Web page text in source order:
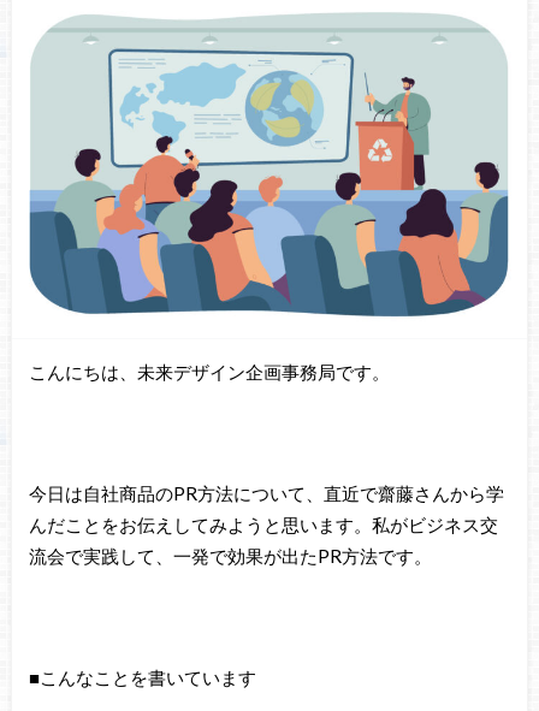
こんにちは、未来デザイン企画事務局です。
今日は自社商品のPR方法について、直近で齋藤さんから学
んだことをお伝えしてみようと思います。私がビジネス交
流会で実践して、一発で効果が出たPR方法です。
■こんなことを書いています